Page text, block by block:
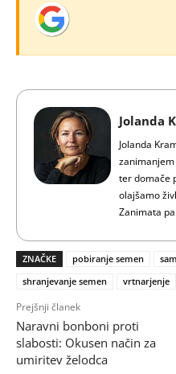
Jolanda
Jolanda
ter domače
olajšamo
Zanimata
ZNAČKE pobiranje semen
shranjevanje semen
vrtnarjenje
Prejšnji članek
Naravni bonboni proti
slabosti: Okusen način za
umiritev želodca